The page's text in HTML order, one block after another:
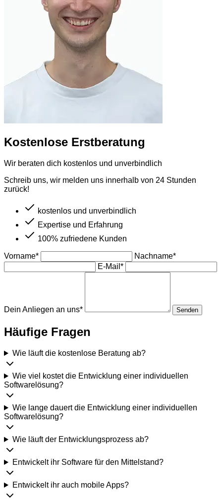
Kostenlose Erstberatung
Wir beraten dich kostenlos und unverbindlich
Schreib uns, wir melden uns innerhalb von 24 Stunden
zurück!
kostenlos und unverbindlich
Expertise und Erfahrung
100% zufriedene Kunden
Vorname* Nachname*
E-Mail *
Dein Anliegen an uns* Senden
Häufige Fragen
Wie läuft die kostenlose Beratung ab?
Wie viel kostet die Entwicklung einer individuellen
Softwarelösung?
Wie lange dauert die Entwicklung einer individuellen
Softwarelösung?
Wie läuft der Entwicklungsprozess ab?
Entwickelt ihr Software für den Mittelstand?
Entwickelt ihr auch mobile Apps?